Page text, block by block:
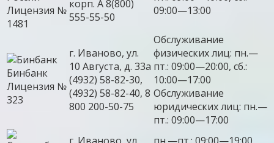
Лицензия №
1481
корп. А 8(800)
555-55-50
09:00—13:00
Бинбанк
Лицензия №
323
г. Иваново, ул.
10 Августа, д. 33а
(4932) 58-82-30,
(4932) 58-82-40, 8
800 200-50-75
Обслуживание
физических лиц: пн.—
пт.: 09:00—20:00, сб.:
10:00—17:00
Обслуживание
юридических лиц: пн.—
пт.: 09:00—17:00